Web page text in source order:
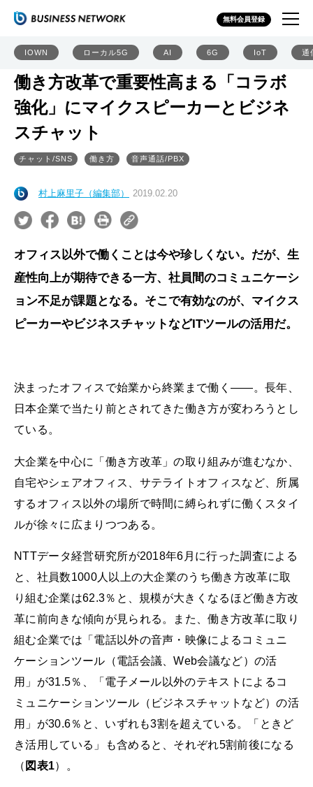
無料会員登録
IOWN ローカル5G AI 6G IoT 通
働き方改革で重要性高まる「コラボ
強化」にマイクスピーカーとビジネ
スチャット
チャット/SNS 働き方 音声通話/PBX
村上麻里子（編集部） 2019.02.20
オフィス以外で働くことは今や珍しくない。だが、生
産性向上が期待できる一方、社員間のコミュニケーシ
ョン不足が課題となる。そこで有効なのが、マイクス
ピーカーやビジネスチャットなどITツールの活用だ。
決まったオフィスで始業から終業まで働く――。長年、
日本企業で当たり前とされてきた働き方が変わろうとし
ている。
大企業を中心に「働き方改革」の取り組みが進むなか、
自宅やシェアオフィス、サテライトオフィスなど、所属
するオフィス以外の場所で時間に縛られずに働くスタイ
ルが徐々に広まりつつある。
NTTデータ経営研究所が2018年6月に行った調査による
と、社員数1000人以上の大企業のうち働き方改革に取
り組む企業は62.3％と、規模が大きくなるほど働き方改
革に前向きな傾向が見られる。また、働き方改革に取り
組む企業では「電話以外の音声・映像によるコミュニ
ケーションツール（電話会議、Web会議など）の活
用」が31.5％、「電子メール以外のテキストによるコ
ミュニケーションツール（ビジネスチャットなど）の活
用」が30.6％と、いずれも3割を超えている。「ときど
き活用している」も含めると、それぞれ5割前後になる
（ 図表1）。